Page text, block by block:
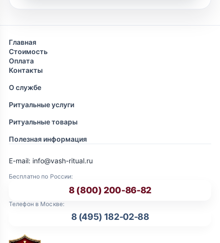
Главная
Стоимость
Оплата
Контакты
О службе
Ритуальные услуги
Ритуальные товары
Полезная информация
Бесплатно по России:
8 (800) 200-86-82
Телефон в Москве:
8 (495) 182-02-88
E-mail: info@vash-ritual.ru